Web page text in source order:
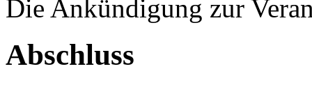
Die Ankündigung zur
Abschluss